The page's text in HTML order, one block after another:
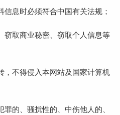
息时必须符合中国有关法规；
窃取商业秘密、窃取个人信息等
，不得侵入本网站及国家计算机
的、骚扰性的、中伤他人的、